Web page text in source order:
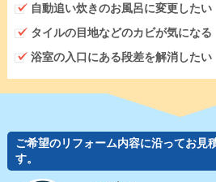
自動追い炊きのお風呂に変更したい
タイルの目地などのカビが気になる
浴室の入口にある段差を解消したい
ご希望のリフォーム内容に沿ってお見
す。